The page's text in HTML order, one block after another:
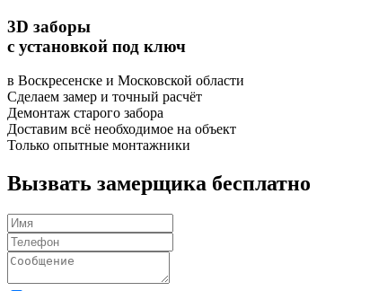
3D заборы
с установкой под ключ
в Воскресенске и Московской области
Сделаем замер и точный расчёт
Демонтаж старого забора
Доставим всё необходимое на объект
Только опытные монтажники
Вызвать замерщика бесплатно